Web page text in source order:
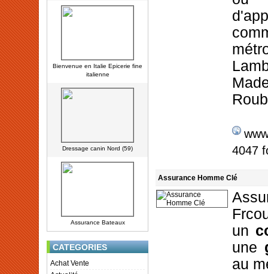
Bienvenue en Italie Epicerie fine
italienne
Dressage canin Nord (59)
Assurance Bateaux
CATEGORIES
Achat Vente
4047
Assurance Homme Clé
un
une
au